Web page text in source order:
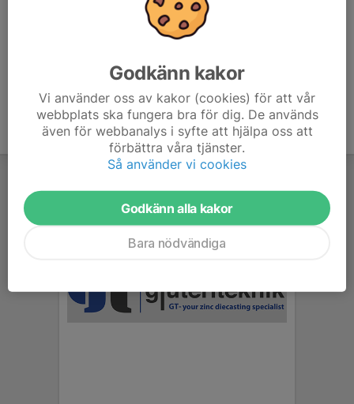
Godkänn kakor
Vi använder oss av kakor (cookies) för att vår
webbplats ska fungera bra för dig. De används
även för webbanalys i syfte att hjälpa oss att
förbättra våra tjänster.
Så använder vi cookies
Godkänn alla kakor
Bara nödvändiga